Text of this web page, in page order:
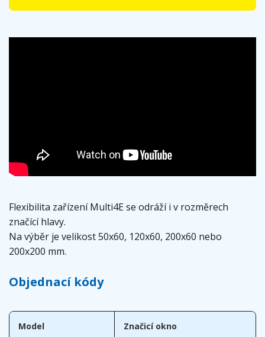
Flexibilita zařízení Multi4E se odráží i v rozměrech
značící hlavy.
Na výběr je velikost 50x60, 120x60, 200x60 nebo
200x200 mm.
Objednací kódy
Model Značicí okno